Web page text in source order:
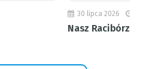
30 lipca 2026
Nasz Racibórz